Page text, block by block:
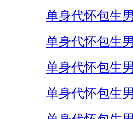
单身代怀包生
单身代怀包生
单身代怀包生
单身代怀包生